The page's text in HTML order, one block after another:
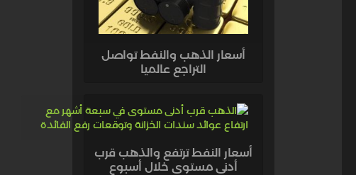
أسعار الذهب والنفط تواصل
التراجع عالميا
أسعار النفط ترتفع والذهب قرب
أدنى مستوى خلال أسبوع